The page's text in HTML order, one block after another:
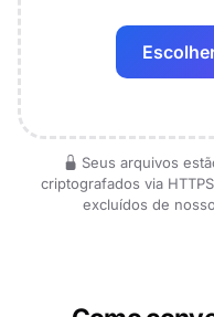
Seus arquivos
criptografados via
excluídos de